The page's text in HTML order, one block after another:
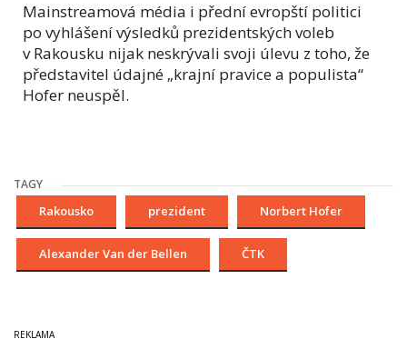
Mainstreamová média i přední evropští politici
po vyhlášení výsledků prezidentských voleb
v Rakousku nijak neskrývali svoji úlevu z toho, že
představitel údajné „krajní pravice a populista“
Hofer neuspěl.
TAGY
Rakousko prezident Norbert Hofer
Alexander Van der Bellen ČTK